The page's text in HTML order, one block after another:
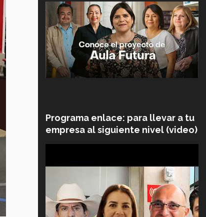
Programa enlace: para llevar a tu
empresa al siguiente nivel (video)